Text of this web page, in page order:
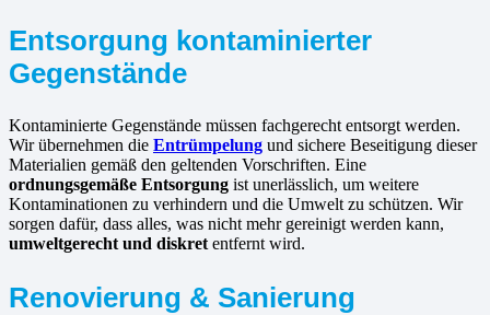
Entsorgung kontaminierter
Gegenstände
Kontaminierte Gegenstände müssen fachgerecht entsorgt werden.
Wir übernehmen die Entrümpelung und sichere Beseitigung dieser
Materialien gemäß den geltenden Vorschriften. Eine
ordnungsgemäße Entsorgung ist unerlässlich, um weitere
Kontaminationen zu verhindern und die Umwelt zu schützen. Wir
sorgen dafür, dass alles, was nicht mehr gereinigt werden kann,
umweltgerecht und diskret entfernt wird.
Renovierung & Sanierung